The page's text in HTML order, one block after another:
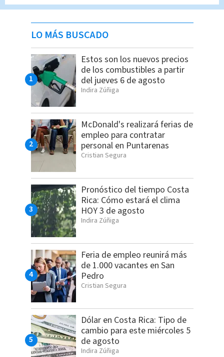
LO MÁS BUSCADO
Estos son los nuevos precios
de los combustibles a partir
del jueves 6 de agosto
Indira Zúñiga
McDonald's realizará ferias de
empleo para contratar
personal en Puntarenas
Cristian Segura
Pronóstico del tiempo Costa
Rica: Cómo estará el clima
HOY 3 de agosto
Indira Zúñiga
Feria de empleo reunirá más
de 1.000 vacantes en San
Pedro
Cristian Segura
Dólar en Costa Rica: Tipo de
cambio para este miércoles 5
de agosto
Indira Zúñiga